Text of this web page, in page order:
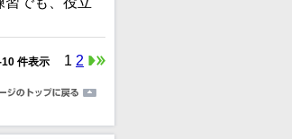
10 件表示 1 2